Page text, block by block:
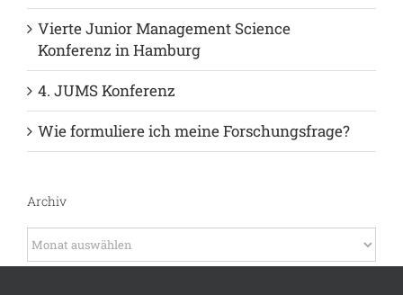
Vierte Junior Management Science
Konferenz in Hamburg
4. JUMS Konferenz
Wie formuliere ich meine Forschungsfrage?
Archiv
Archiv